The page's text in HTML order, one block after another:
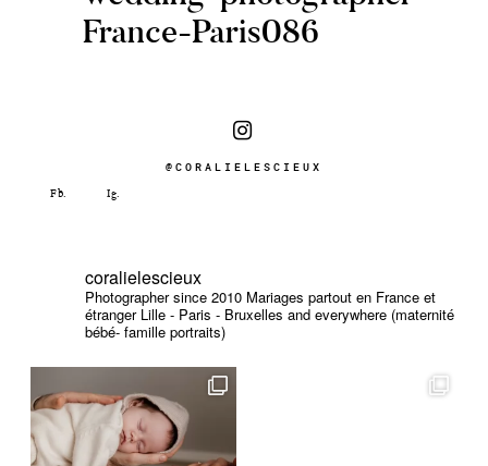
France-Paris086
@CORALIELESCIEUX
coralielescieux
Photographer since 2010 Mariages partout en France et
étranger Lille - Paris - Bruxelles and everywhere (maternité
bébé- famille portraits)